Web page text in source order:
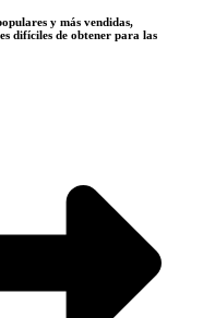
y más vendidas,
difíciles de obtener para las